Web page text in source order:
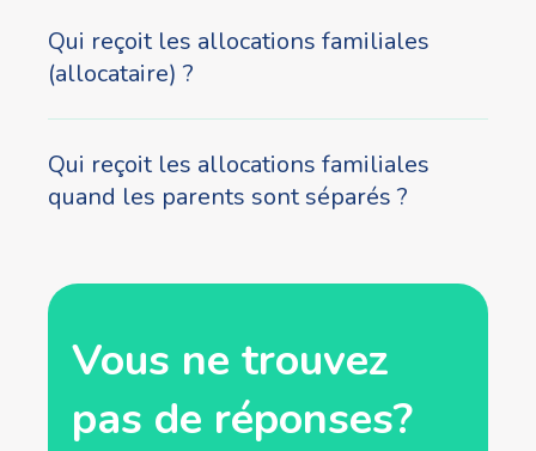
Qui reçoit les allocations familiales
(allocataire) ?
Qui reçoit les allocations familiales
quand les parents sont séparés ?
Vous ne trouvez
pas de réponses?